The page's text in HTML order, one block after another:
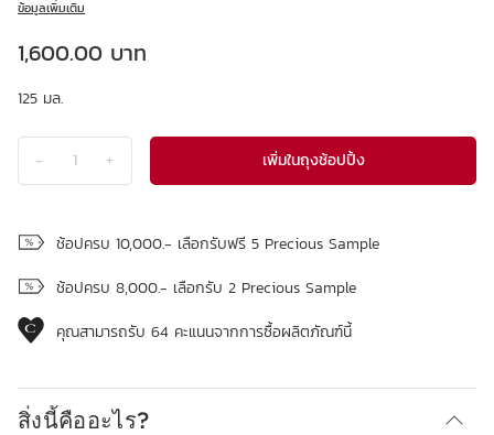
ข้อมูลเพิ่มเติม
ราคาปัจจุบัน 1,600.00 บาท
1,600.00 บาท
125 มล.
- 1 + เพิ่มในถุงช้อปปิ้ง
ช้อปครบ 10,000.- เลือกรับฟรี 5 Precious Sample
ช้อปครบ 8,000.- เลือกรับ 2 Precious Sample
คุณสามารถรับ 64 คะแนนจากการซื้อผลิตภัณฑ์นี้
สิ่งนี้คืออะไร?